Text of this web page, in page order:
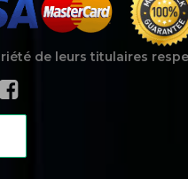
de leurs titulaires